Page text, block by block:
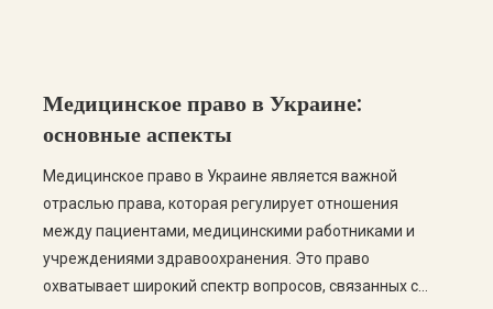
Медицинское право в Украине:
основные аспекты
Медицинское право в Украине является важной
отраслью права, которая регулирует отношения
между пациентами, медицинскими работниками и
учреждениями здравоохранения. Это право
охватывает широкий спектр вопросов, связанных с